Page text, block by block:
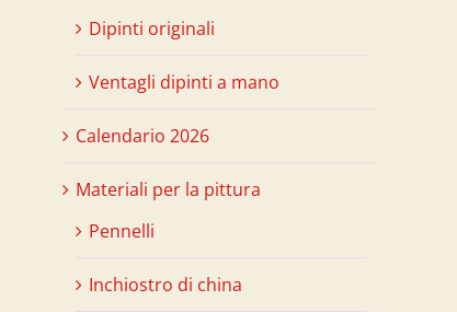
Dipinti originali
Ventagli dipinti a mano
Calendario 2026
Materiali per la pittura
Pennelli
Inchiostro di china